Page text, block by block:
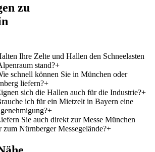
zu
Ihre Zelte und Hallen den Schneelasten
stand?+
schnell können Sie in München oder
liefern?+
sich die Hallen auch für die Industrie?+
ich für ein Mietzelt in Bayern eine
+
Sie auch direkt zur Messe München
zum Nürnberger Messegelände?+